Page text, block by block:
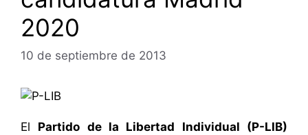
2020
10 de septiembre de 2013
El Partido de la Libertad Individual (P-LIB)